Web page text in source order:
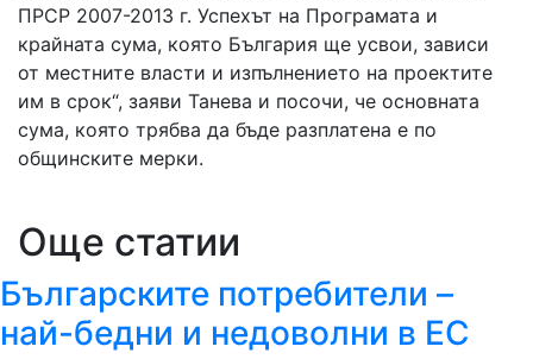
ПРСР 2007-2013 г. Успехът на Програмата и
крайната сума, която България ще усвои, зависи
от местните власти и изпълнението на проектите
им в срок“, заяви Танева и посочи, че основната
сума, която трябва да бъде разплатена е по
общинските мерки.
Още статии
Българските потребители –
най-бедни и недоволни в ЕС